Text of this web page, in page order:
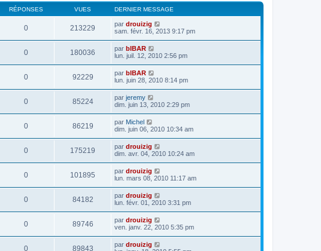
RÉPONSES VUES DERNIER MESSAGE
0 213229 par drouizig
sam. févr. 16, 2013 9:17 pm
0 180036 par bIBAR
lun. juil. 12, 2010 2:56 pm
0 92229 par bIBAR
lun. juin 28, 2010 8:14 pm
0 85224 par jeremy
dim. juin 13, 2010 2:29 pm
0 86219 par Michel
dim. juin 06, 2010 10:34 am
0 175219 par drouizig
dim. avr. 04, 2010 10:24 am
0 101895 par drouizig
lun. mars 08, 2010 11:17 am
0 84182 par drouizig
lun. févr. 01, 2010 3:31 pm
0 89746 par drouizig
ven. janv. 22, 2010 5:35 pm
0 89843 par drouizig